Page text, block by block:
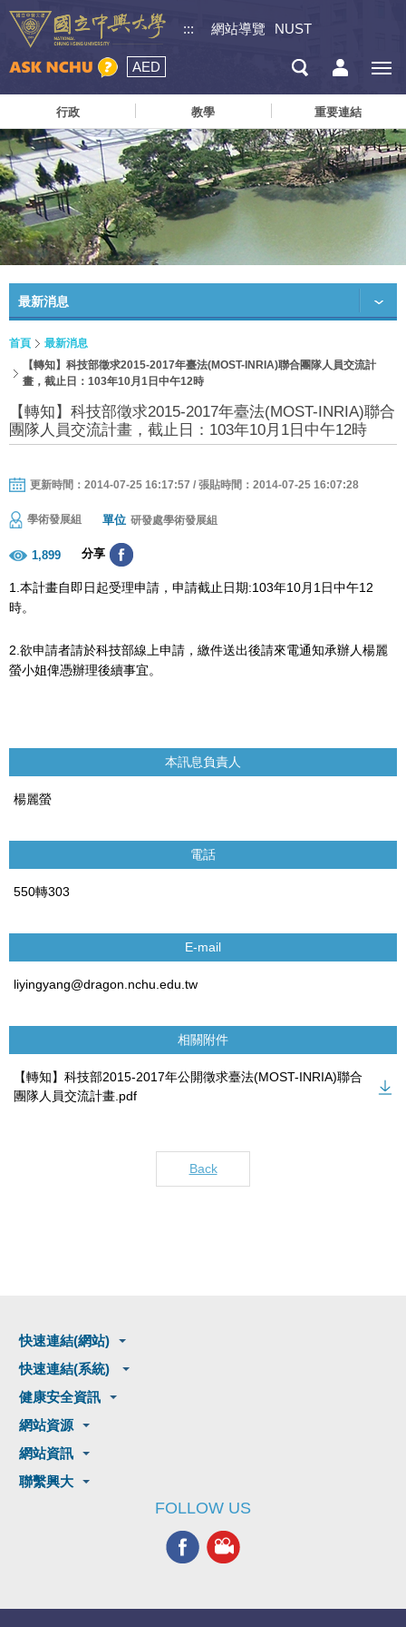
::: 網站導覽 NUST
AED
行政 教學 重要連結
最新消息
首頁
最新消息
【轉知】科技部徵求2015-2017年臺法(MOST-INRIA)聯合團隊人員交流計
畫，截止日：103年10月1日中午12時
【轉知】科技部徵求2015-2017年臺法(MOST-INRIA)聯合
團隊人員交流計畫，截止日：103年10月1日中午12時
更新時間：2014-07-25 16:17:57 / 張貼時間：2014-07-25 16:07:28
學術發展組 單位 研發處學術發展組
1,899 分享
1.本計畫自即日起受理申請，申請截止日期:103年10月1日中午12
時。
2.欲申請者請於科技部線上申請，繳件送出後請來電通知承辦人楊麗
螢小姐俾憑辦理後續事宜。
本訊息負責人
楊麗螢
電話
550轉303
E-mail
liyingyang@dragon.nchu.edu.tw
相關附件
【轉知】科技部2015-2017年公開徵求臺法(MOST-INRIA)聯合
團隊人員交流計畫.pdf
Back
快速連結(網站)
快速連結(系統)
健康安全資訊
網站資源
網站資訊
聯繫興大
FOLLOW US